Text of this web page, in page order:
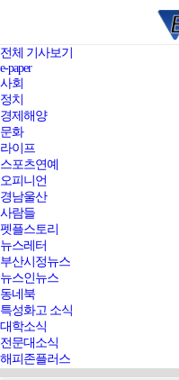
전체 기사보기
e-paper
사회
정치
경제해양
문화
라이프
스포츠연예
오피니언
경남울산
사람들
펫플스토리
뉴스레터
부산시정뉴스
뉴스인뉴스
동네북
특성화고 소식
대학소식
전문대소식
해피존플러스